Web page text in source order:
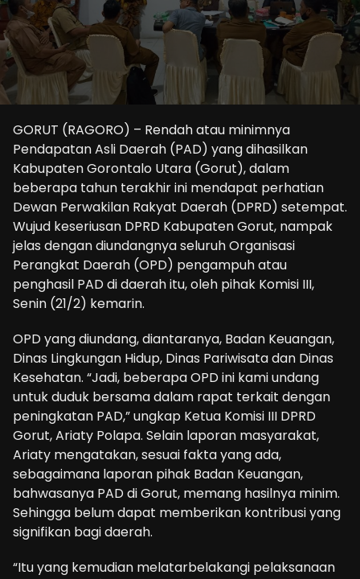
GORUT (RAGORO) – Rendah atau minimnya
Pendapatan Asli Daerah (PAD) yang dihasilkan
Kabupaten Gorontalo Utara (Gorut), dalam
beberapa tahun terakhir ini mendapat perhatian
Dewan Perwakilan Rakyat Daerah (DPRD) setempat.
Wujud keseriusan DPRD Kabupaten Gorut, nampak
jelas dengan diundangnya seluruh Organisasi
Perangkat Daerah (OPD) pengampuh atau
penghasil PAD di daerah itu, oleh pihak Komisi III,
Senin (21/2) kemarin.
OPD yang diundang, diantaranya, Badan Keuangan,
Dinas Lingkungan Hidup, Dinas Pariwisata dan Dinas
Kesehatan. “Jadi, beberapa OPD ini kami undang
untuk duduk bersama dalam rapat terkait dengan
peningkatan PAD,” ungkap Ketua Komisi III DPRD
Gorut, Ariaty Polapa. Selain laporan masyarakat,
Ariaty mengatakan, sesuai fakta yang ada,
sebagaimana laporan pihak Badan Keuangan,
bahwasanya PAD di Gorut, memang hasilnya minim.
Sehingga belum dapat memberikan kontribusi yang
signifikan bagi daerah.
“Itu yang kemudian melatarbelakangi pelaksanaan